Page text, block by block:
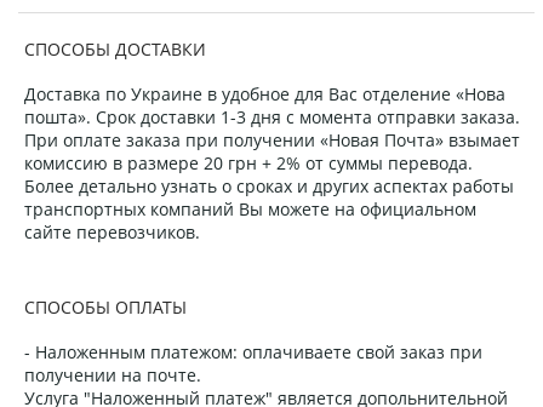
СПОСОБЫ ДОСТАВКИ
Доставка по Украине в удобное для Вас отделение «Нова
пошта». Срок доставки 1-3 дня с момента отправки заказа.
При оплате заказа при получении «Новая Почта» взымает
комиссию в размере 20 грн + 2% от суммы перевода.
Более детально узнать о сроках и других аспектах работы
транспортных компаний Вы можете на официальном
сайте перевозчиков.
СПОСОБЫ ОПЛАТЫ
- Наложенным платежом: оплачиваете свой заказ при
получении на почте.
Услуга "Наложенный платеж" является допольнительной